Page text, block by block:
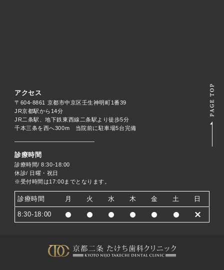
アクセス
〒604-8861 京都市中京区壬生神明町1番39
JR京都駅から14分
JR二条駅、地下鉄東西線二条駅より徒歩5分
千本三条を西へ300m 当院前に駐車場5台完備
診療時間
診療時間/ 8:30-18:00
休診/ 日曜・祝日
※受付時間は17:00までとなります。
診療時間 月 火 水 木 金 土 日
8:30-18:00